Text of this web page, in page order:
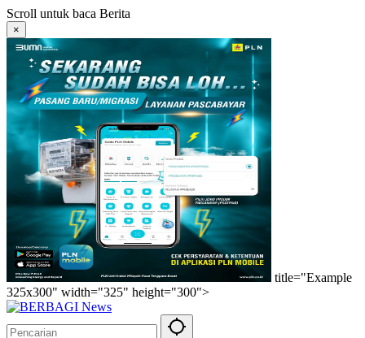
Langsung
ke
konten
Scroll untuk baca Berita
×
title="Example
325x300" width="325" height="300">